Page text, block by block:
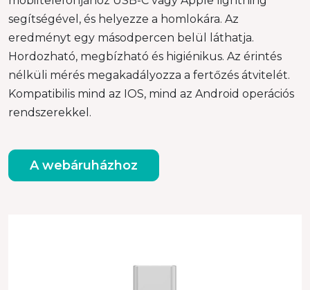
segítségével, és helyezze a homlokára. Az
eredményt egy másodpercen belül láthatja.
Hordozható, megbízható és higiénikus. Az érintés
nélküli mérés megakadályozza a fertőzés átvitelét.
Kompatibilis mind az IOS, mind az Android operációs
rendszerekkel.
A webáruházhoz